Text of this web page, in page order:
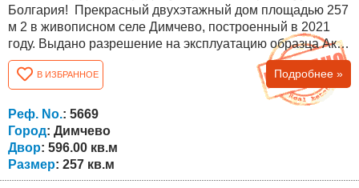
Болгария! Прекрасный двухэтажный дом площадью 257
м 2 в живописном селе Димчево, построенный в 2021
году. Выдано разрешение на эксплуатацию образца Акт
16. Дом имеет в общей сложности четыре спальни, две
ванные комнаты. Участок 596 м 2 . Отделочные работы
выполнены из качественных материалов по
европейским стандартам и с высококачественной
внешней теплоизоляцией. Кроме того, есть...
В ИЗБРАННОЕ Подробнее »
Реф. No.: 5669
Город: Димчево
Двор: 596.00 кв.м
Размер: 257 кв.м